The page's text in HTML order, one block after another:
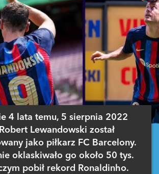
4 lata temu, 5 sierpnia 2022
Lewandowski został
jako piłkarz FC Barcelony.
oklaskiwało go około 50 tys.
pobił rekord Ronaldinho.